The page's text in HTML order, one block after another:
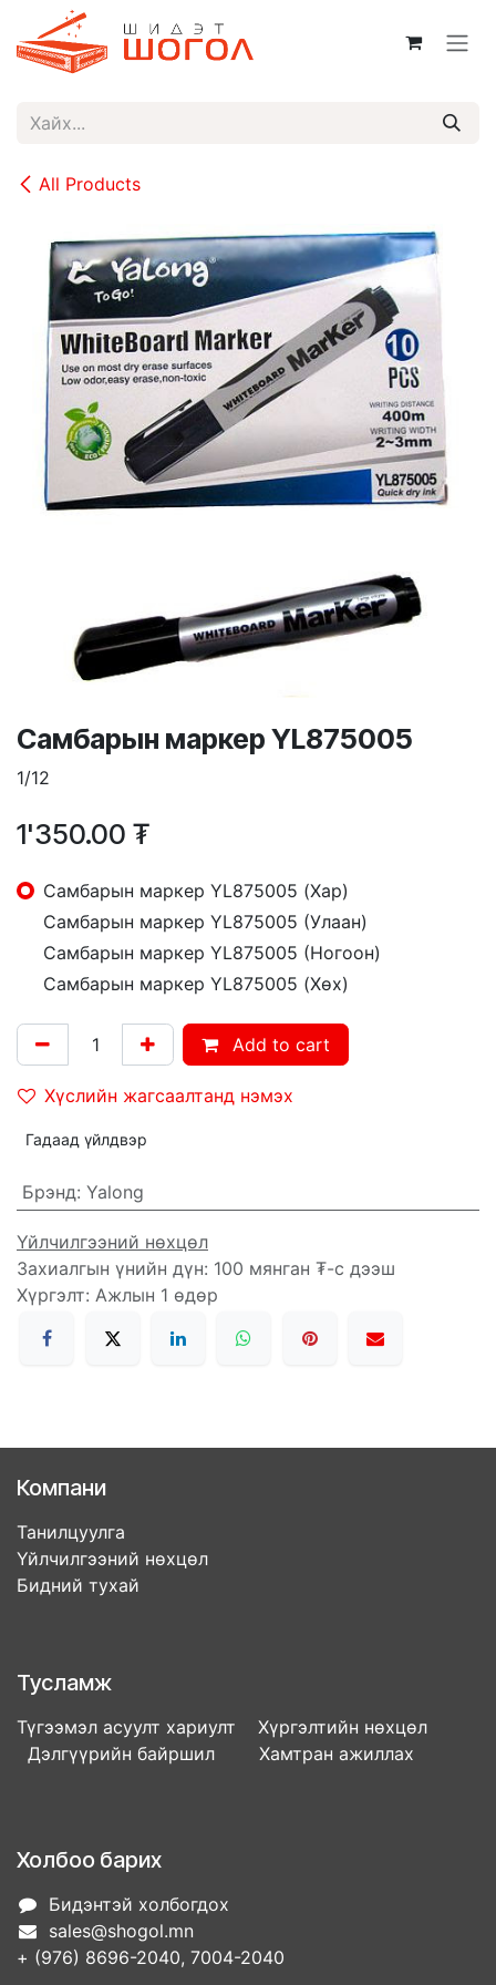
Skip to Content
All Products
Самбарын маркер YL875005
1/12
1'350.00 ₮
Самбарын маркер YL875005 (Хар)
Самбарын маркер YL875005 (Улаан)
Самбарын маркер YL875005 (Ногоон)
Самбарын маркер YL875005 (Хөх)
Add to cart
Хүслийн жагсаалтанд нэмэх
Гадаад үйлдвэр
Брэнд: Yalong
Үйлчилгээний нөхцөл
Захиалгын үнийн дүн: 100 мянган ₮-с дээш
Хүргэлт: Ажлын 1 өдөр
Компани
Танилцуулга
Үйлчилгээний нөхцөл
Бидний тухай
Тусламж
Түгээмэл асуулт хариулт Хүргэлтийн нөхцөл
Дэлгүүрийн байршил Хамтран ажиллах
Холбоо барих
Бидэнтэй холбогдох
sales@shogol.mn
+ (976) 8696-2040, 7004-2040